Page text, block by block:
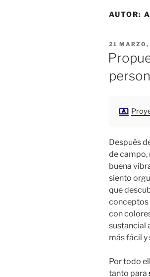
AUTOR:
EL
21
Después
de campo,
buena
siento
que
conceptos
con
sustancial
más fácil
Por todo
tanto para